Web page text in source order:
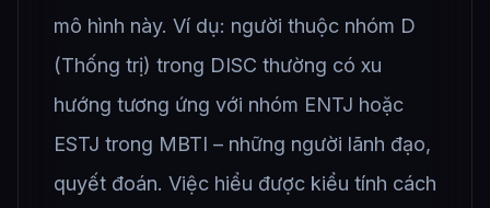
mô hình này. Ví dụ: người thuộc nhóm D
(Thống trị) trong DISC thường có xu
hướng tương ứng với nhóm ENTJ hoặc
ESTJ trong MBTI – những người lãnh đạo,
quyết đoán. Việc hiểu được kiểu tính cách